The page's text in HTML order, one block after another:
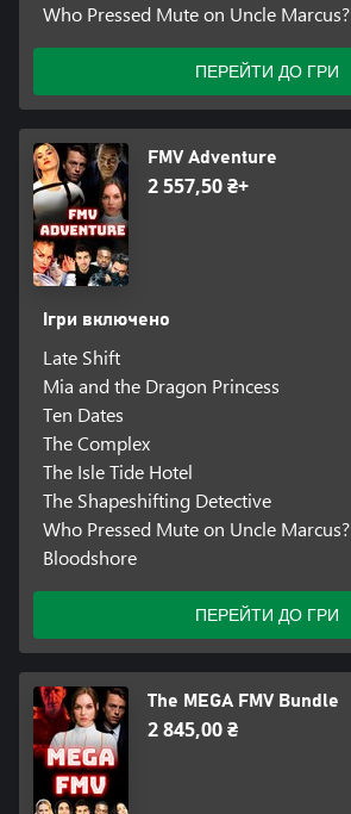
Who Pressed Mute on Uncle Marcus?
ПЕРЕЙТИ ДО ГРИ
FMV Adventure
2 557,50 ₴+
Ігри включено
Late Shift
Mia and the Dragon Princess
Ten Dates
The Complex
The Isle Tide Hotel
The Shapeshifting Detective
Who Pressed Mute on Uncle Marcus?
Bloodshore
ПЕРЕЙТИ ДО ГРИ
The MEGA FMV Bundle
2 845,00 ₴